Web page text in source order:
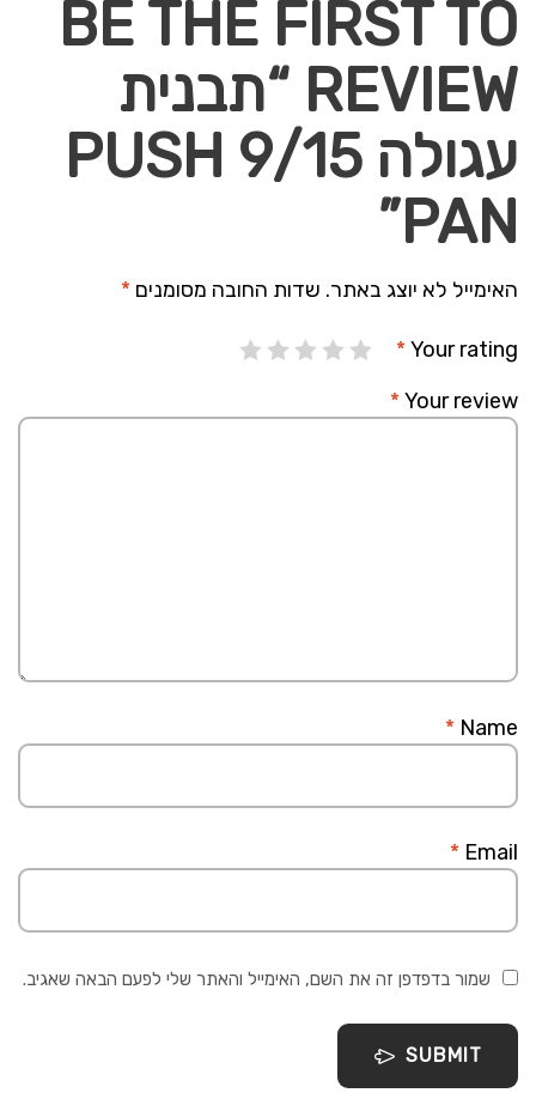
BE THE FIRST TO
REVIEW “תבנית
עגולה 9/15 PUSH
PAN”
האימייל לא יוצג באתר. שדות החובה מסומנים *
Your rating
*
Your review
*
Name
*
Email
*
שמור בדפדפן זה את השם, האימייל והאתר שלי לפעם הבאה שאגיב.
SUBMIT